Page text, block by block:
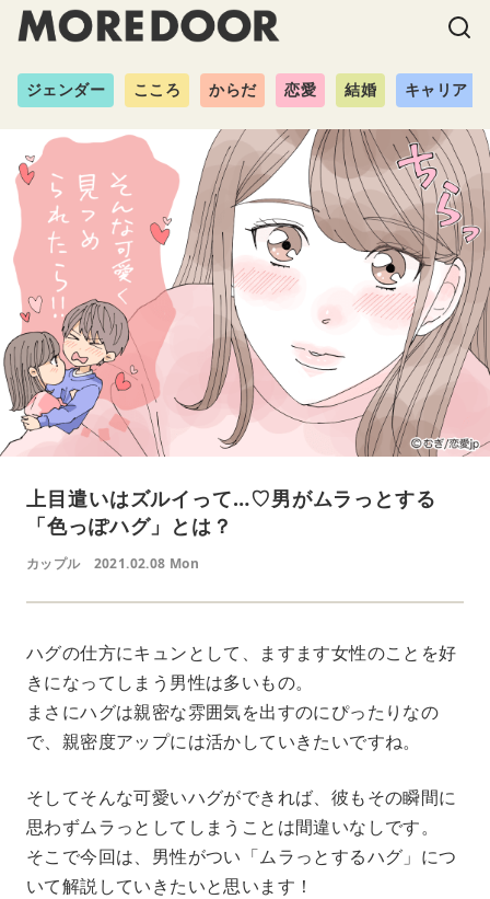
ジェンダー こころ からだ 恋愛 結婚 キャリア
上目遣いはズルイって…♡男がムラっとする
「色っぽハグ」とは？
カップル 2021.02.08 Mon
ハグの仕方にキュンとして、ますます女性のことを好
きになってしまう男性は多いもの。
まさにハグは親密な雰囲気を出すのにぴったりなの
で、親密度アップには活かしていきたいですね。
そしてそんな可愛いハグができれば、彼もその瞬間に
思わずムラっとしてしまうことは間違いなしです。
そこで今回は、男性がつい「ムラっとするハグ」につ
いて解説していきたいと思います！